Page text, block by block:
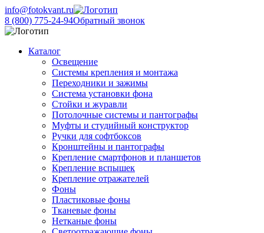
info@fotokvant.ru
8 (800) 775-24-94Обратный звонок
Каталог
Освещение
Системы крепления и монтажа
Переходники и зажимы
Система установки фона
Стойки и журавли
Потолочные системы и пантографы
Муфты и студийный конструктор
Ручки для софтбоксов
Кронштейны и пантографы
Крепление смартфонов и планшетов
Крепление вспышек
Крепление отражателей
Фоны
Пластиковые фоны
Тканевые фоны
Нетканые фоны